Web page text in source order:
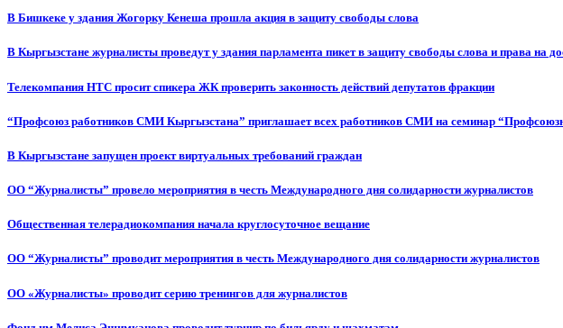
В Бишкеке у здания Жогорку Кенеша прошла акция в защиту свободы слова
В Кыргызстане журналисты проведут у здания парламента пикет в защиту свободы слова и права на
Телекомпания НТС просит спикера ЖК проверить законность действий депутатов фракции
“Профсоюз работников СМИ Кыргызстана” приглашает всех работников СМИ на семинар
В Кыргызстане запущен проект виртуальных требований граждан
ОО “Журналисты” провело мероприятия в честь Международного дня солидарности журналистов
Общественная телерадиокомпания начала круглосуточное вещание
ОО “Журналисты” проводит мероприятия в честь Международного дня солидарности журналистов
ОО «Журналисты» проводит серию тренингов для журналистов